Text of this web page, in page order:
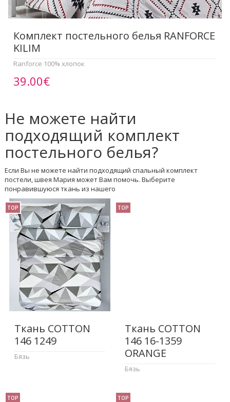
Комплект постельного белья RANFORCE
KILIM
Ranforce 100% хлопок
39.00€
Не можете найти
подходящий комплект
постельного белья?
Если Вы не можете найти подходящий спальный комплект
постели, швея Мария может Вам помочь. Выберите
понравившуюся ткань из нашего
TOP
Ткань COTTON
146 1249
Бязь
TOP
Ткань COTTON
146 16-1359
ORANGE
Бязь
TOP TOP